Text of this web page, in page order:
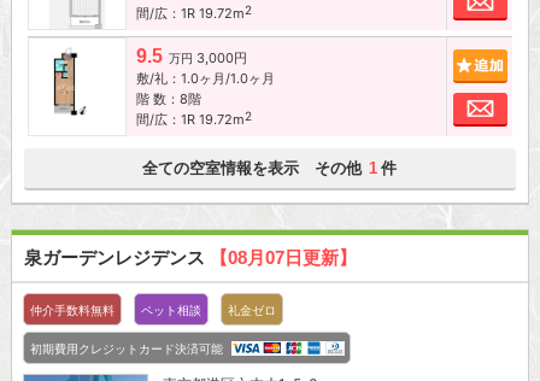
間/広：1R 19.72m2
9.5 万円 3,000円
敷/礼：1.0ヶ月/1.0ヶ月
階 数：8階
間/広：1R 19.72m2
お
全ての空室情報を表示 その他 1 件
泉ガーデンレジデンス 【08月07日更新】
仲介手数料無料 ペット相談 礼金ゼロ
初期費用クレジットカード決済可能